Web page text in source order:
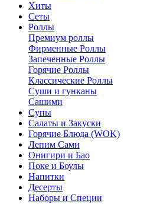
Хиты
Сеты
Роллы
Премиум роллы
Фирменные Роллы
Запеченные Роллы
Горячие Роллы
Классические Роллы
Суши и гунканы
Сашими
Супы
Салаты и Закуски
Горячие Блюда (WOK)
Лепим Сами
Онигири и Бао
Поке и Боулы
Напитки
Десерты
Наборы и Специи